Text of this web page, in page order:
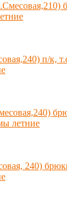
п/к,
летние
240)